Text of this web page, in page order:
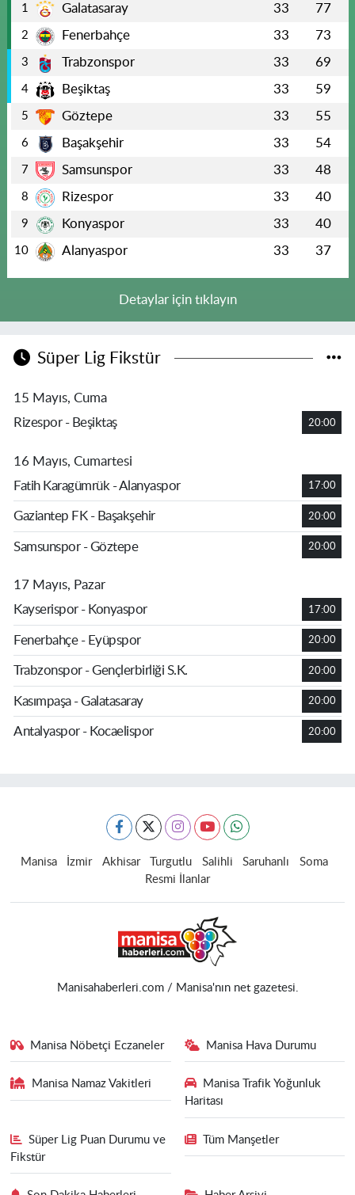
1 Galatasaray 33 77
2 Fenerbahçe 33 73
3 Trabzonspor 33 69
4 Beşiktaş 33 59
5 Göztepe 33 55
6 Başakşehir 33 54
7 Samsunspor 33 48
8 Rizespor 33 40
9 Konyaspor 33 40
10 Alanyaspor 33 37
Detaylar için tıklayın
Süper Lig Fikstür
15 Mayıs, Cuma
Rizespor - Beşiktaş
20:00
16 Mayıs, Cumartesi
Fatih Karagümrük - Alanyaspor
17:00
Gaziantep FK - Başakşehir 20:00
Samsunspor - Göztepe 20:00
17 Mayıs, Pazar
Kayserispor - Konyaspor
17:00
Fenerbahçe - Eyüpspor 20:00
Trabzonspor - Gençlerbirliği S.K. 20:00
Kasımpaşa - Galatasaray 20:00
Antalyaspor - Kocaelispor 20:00
Manisa İzmir Akhisar Turgutlu Salihli Saruhanlı
Soma
Resmi İlanlar
Manisahaberleri.com / Manisa'nın net gazetesi.
Manisa Nöbetçi Eczaneler Manisa Hava Durumu
Manisa Namaz Vakitleri
Manisa Trafik Yoğunluk
Haritası
Süper Lig Puan Durumu ve
Fikstür
Tüm Manşetler